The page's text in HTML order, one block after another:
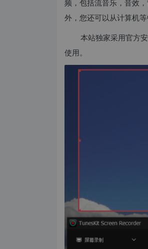
频，包括流音乐，音效
外，您还可以从计算机
本站独家采用官方
使用。